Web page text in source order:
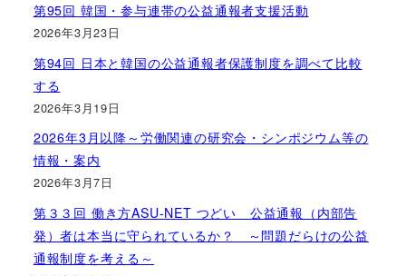
第95回 韓国・参与連帯の公益通報者支援活動
2026年3月23日
第94回 日本と韓国の公益通報者保護制度を調べて比較
する
2026年3月19日
2026年3月以降～労働関連の研究会・シンポジウム等の
情報・案内
2026年3月7日
第３３回 働き方ASU-NET つどい 公益通報（内部告
発）者は本当に守られているか？ ～問題だらけの公益
通報制度を考える～